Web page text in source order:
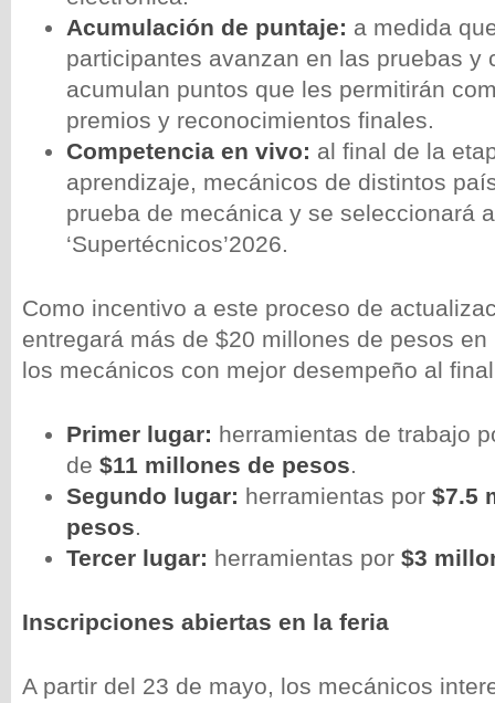
Acumulación de puntaje: a medida
participantes avanzan en las pruebas y
acumulan puntos que les permitirán
premios y reconocimientos finales.
Competencia en vivo: al final de la
aprendizaje, mecánicos de distintos
prueba de mecánica y se seleccionará
‘Supertécnicos’2026.
Como incentivo a este proceso de
entregará más de $20 millones de pesos
los mecánicos con mejor desempeño al
Primer lugar: herramientas de trabajo
de $11 millones de pesos.
Segundo lugar: herramientas por $7.5
pesos.
Tercer lugar: herramientas por $3
Inscripciones abiertas en la feria
A partir del 23 de mayo, los mecánicos